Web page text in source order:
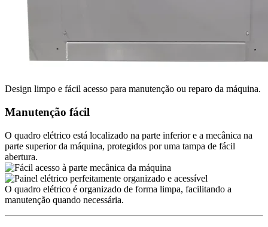
Design limpo e fácil acesso para manutenção ou reparo da máquina.
Manutenção fácil
O quadro elétrico está localizado na parte inferior e a mecânica na
parte superior da máquina, protegidos por uma tampa de fácil
abertura.
O quadro elétrico é organizado de forma limpa, facilitando a
manutenção quando necessária.